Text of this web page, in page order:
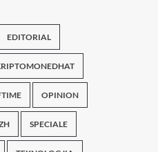
EDITORIAL
OPINION
SPECIALE